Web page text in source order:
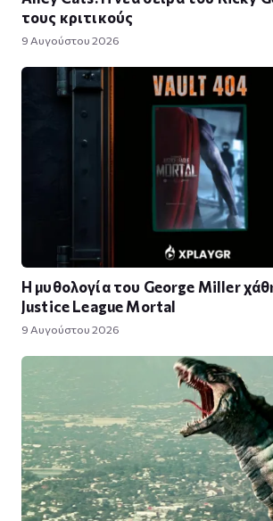
τους κριτικούς
9 Αυγούστου 2026
Η μυθολογία του George Miller
Justice League Mortal
9 Αυγούστου 2026